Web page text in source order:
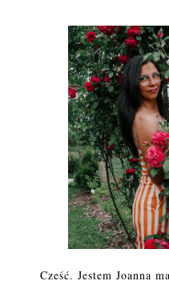
Cześć. Jestem Joanna